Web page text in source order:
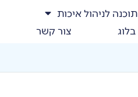
תוכנה לניהול איכות
בלוג צור קשר